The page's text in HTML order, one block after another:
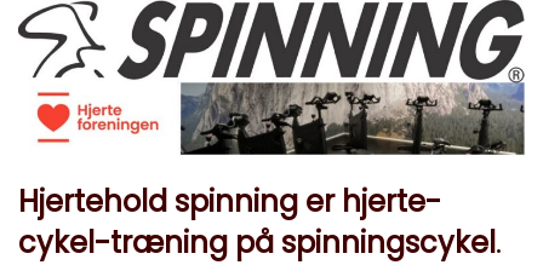
Hjertehold spinning er hjerte-
cykel-træning på spinningscykel.